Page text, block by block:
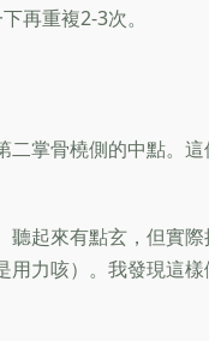
再重複2-3次。
掌骨橈側的中點。
起來有點玄，但實
力咳）。我發現這